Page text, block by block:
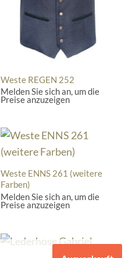
Weste REGEN 252
Melden Sie sich an, um die
Preise anzuzeigen
Weste ENNS 261 (weitere
Farben)
Melden Sie sich an, um die
Preise anzuzeigen